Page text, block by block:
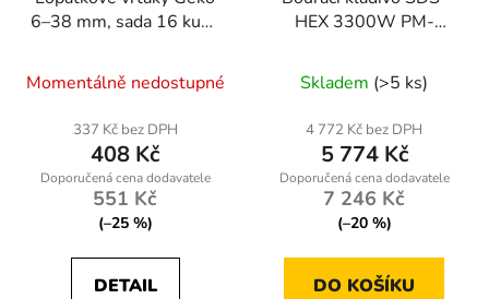
6–38 mm, sada 16 kusů
Momentálně nedostupné
337 Kč bez DPH
408 Kč
551 Kč
(–25 %)
DETAIL
HEX 3300W PM-
Skladem (>5 ks)
4 772 Kč bez DPH
5 774 Kč
7 246 Kč
(–20 %)
DO KOŠÍKU